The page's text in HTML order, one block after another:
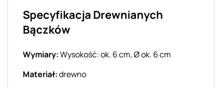
Specyfikacja Drewnianych
Bączków
Wymiary:Wysokość: ok. 6 cm, Ø ok. 6 cm
Materiał:drewno